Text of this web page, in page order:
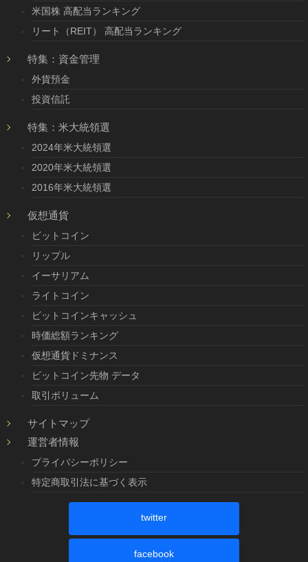
米国株 高配当ランキング
リート（REIT） 高配当ランキング
特集：資金管理
外貨預金
投資信託
特集：米大統領選
2024年米大統領選
2020年米大統領選
2016年米大統領選
仮想通貨
ビットコイン
リップル
イーサリアム
ライトコイン
ビットコインキャッシュ
時価総額ランキング
仮想通貨ドミナンス
ビットコイン先物 データ
取引ボリューム
サイトマップ
運営者情報
プライバシーポリシー
特定商取引法に基づく表示
twitter
facebook